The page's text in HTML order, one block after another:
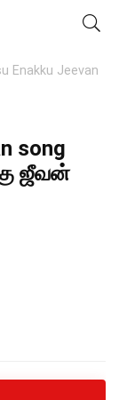
Enakku Jeevan
song
ஜீவன்